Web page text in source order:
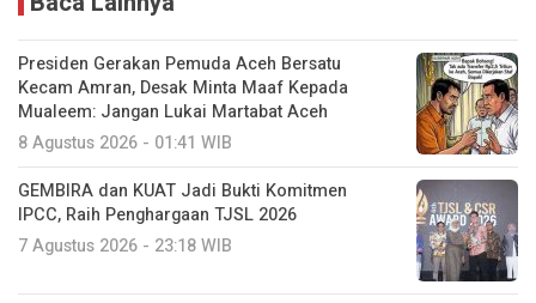
Presiden Gerakan Pemuda Aceh Bersatu
Kecam Amran, Desak Minta Maaf Kepada
Mualeem: Jangan Lukai Martabat Aceh
8 Agustus 2026 - 01:41 WIB
GEMBIRA dan KUAT Jadi Bukti Komitmen
IPCC, Raih Penghargaan TJSL 2026
7 Agustus 2026 - 23:18 WIB